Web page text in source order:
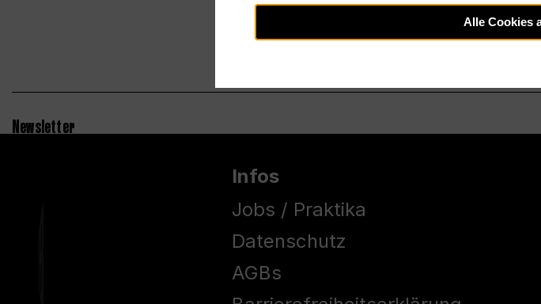
Newsletter
Infos
Jobs / Praktika
Datenschutz
AGBs
Alle Cookies